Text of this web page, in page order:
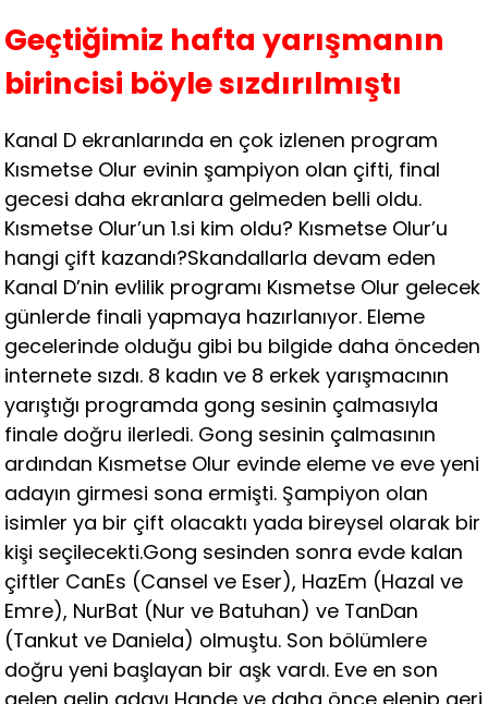
Geçtiğimiz hafta yarışmanın
birincisi böyle sızdırılmıştı
Kanal D ekranlarında en çok izlenen program
Kısmetse Olur evinin şampiyon olan çifti, final
gecesi daha ekranlara gelmeden belli oldu.
Kısmetse Olur’un 1.si kim oldu? Kısmetse Olur’u
hangi çift kazandı?Skandallarla devam eden
Kanal D’nin evlilik programı Kısmetse Olur gelecek
günlerde finali yapmaya hazırlanıyor. Eleme
gecelerinde olduğu gibi bu bilgide daha önceden
internete sızdı. 8 kadın ve 8 erkek yarışmacının
yarıştığı programda gong sesinin çalmasıyla
finale doğru ilerledi. Gong sesinin çalmasının
ardından Kısmetse Olur evinde eleme ve eve yeni
adayın girmesi sona ermişti. Şampiyon olan
isimler ya bir çift olacaktı yada bireysel olarak bir
kişi seçilecekti.Gong sesinden sonra evde kalan
çiftler CanEs (Cansel ve Eser), HazEm (Hazal ve
Emre), NurBat (Nur ve Batuhan) ve TanDan
(Tankut ve Daniela) olmuştu. Son bölümlere
doğru yeni başlayan bir aşk vardı. Eve en son